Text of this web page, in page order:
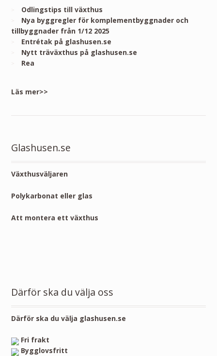
Odlingstips till växthus
Nya byggregler för komplementbyggnader och
tillbyggnader från 1/12 2025
Entrétak på glashusen.se
Nytt träväxthus på glashusen.se
Rea
Läs mer>>
Glashusen.se
Växthusväljaren
Polykarbonat eller glas
Att montera ett växthus
Därför ska du välja oss
Därför ska du välja glashusen.se
Fri frakt
Bygglovsfritt